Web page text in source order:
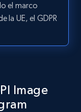
gratuita
Video url,
el marco
la UE, el GDPR
Image